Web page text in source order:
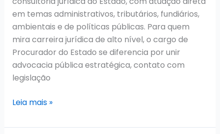
em temas administrativos, tributários, fundiários,
ambientais e de políticas públicas. Para quem
mira carreira jurídica de alto nível, o cargo de
Procurador do Estado se diferencia por unir
advocacia pública estratégica, contato com
legislação
Concurso
PA
Leia mais »